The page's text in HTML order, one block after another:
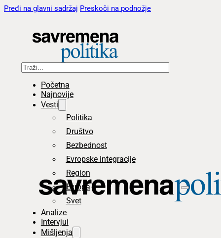
Pređi na glavni sadržaj Preskoči na podnožje
Pretraga
Početna
Najnovije
Vesti
Politika
Društvo
Bezbednost
Evropske integracije
Region
Evropa
Svet
Analize
Intervjui
Mišljenja